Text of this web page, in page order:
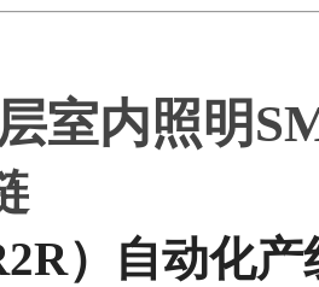
室内照明
）自动化产